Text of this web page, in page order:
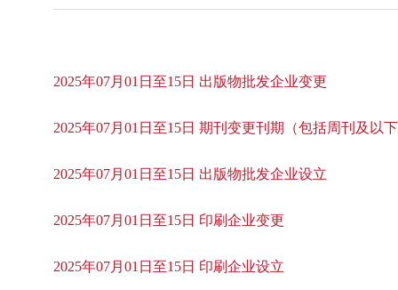
2025年07月01日至15日 出版物批发企业变更
2025年07月01日至15日 期刊变更刊期（包括周刊及以
2025年07月01日至15日 出版物批发企业设立
2025年07月01日至15日 印刷企业变更
2025年07月01日至15日 印刷企业设立